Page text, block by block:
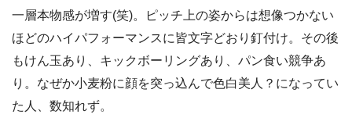
一層本物感が増す(笑)。ピッチ上の姿からは想像つかない
ほどのハイパフォーマンスに皆文字どおり釘付け。その後
もけん玉あり、キックボーリングあり、パン食い競争あ
り。なぜか小麦粉に顔を突っ込んで色白美人？になってい
た人、数知れず。